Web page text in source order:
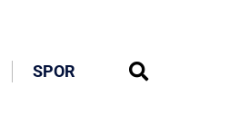
SPOR